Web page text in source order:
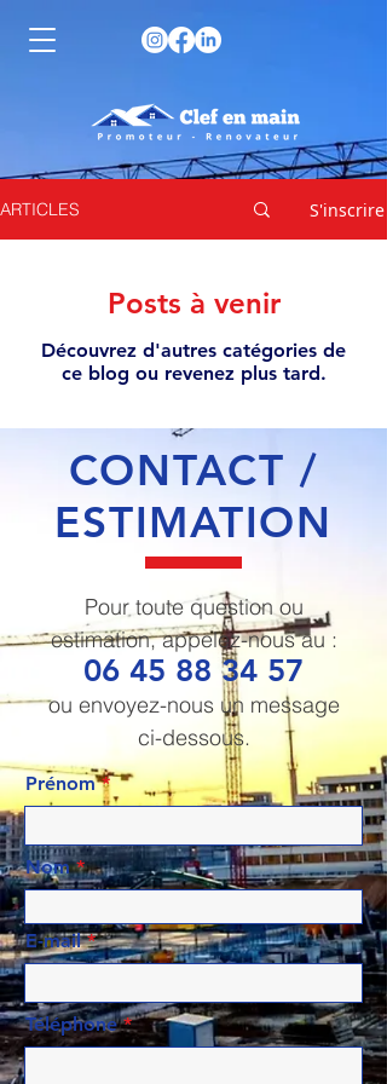
ARTICLES S'inscrire
Posts à venir
Découvrez d'autres catégories de
ce blog ou revenez plus tard.
CONTACT /
ESTIMATION
Pour toute question ou
estimation, appelez-nous au :
06 45 88 34 57
ou envoyez-nous un message
ci-dessous.
Prénom
Nom
E-mail
Téléphone